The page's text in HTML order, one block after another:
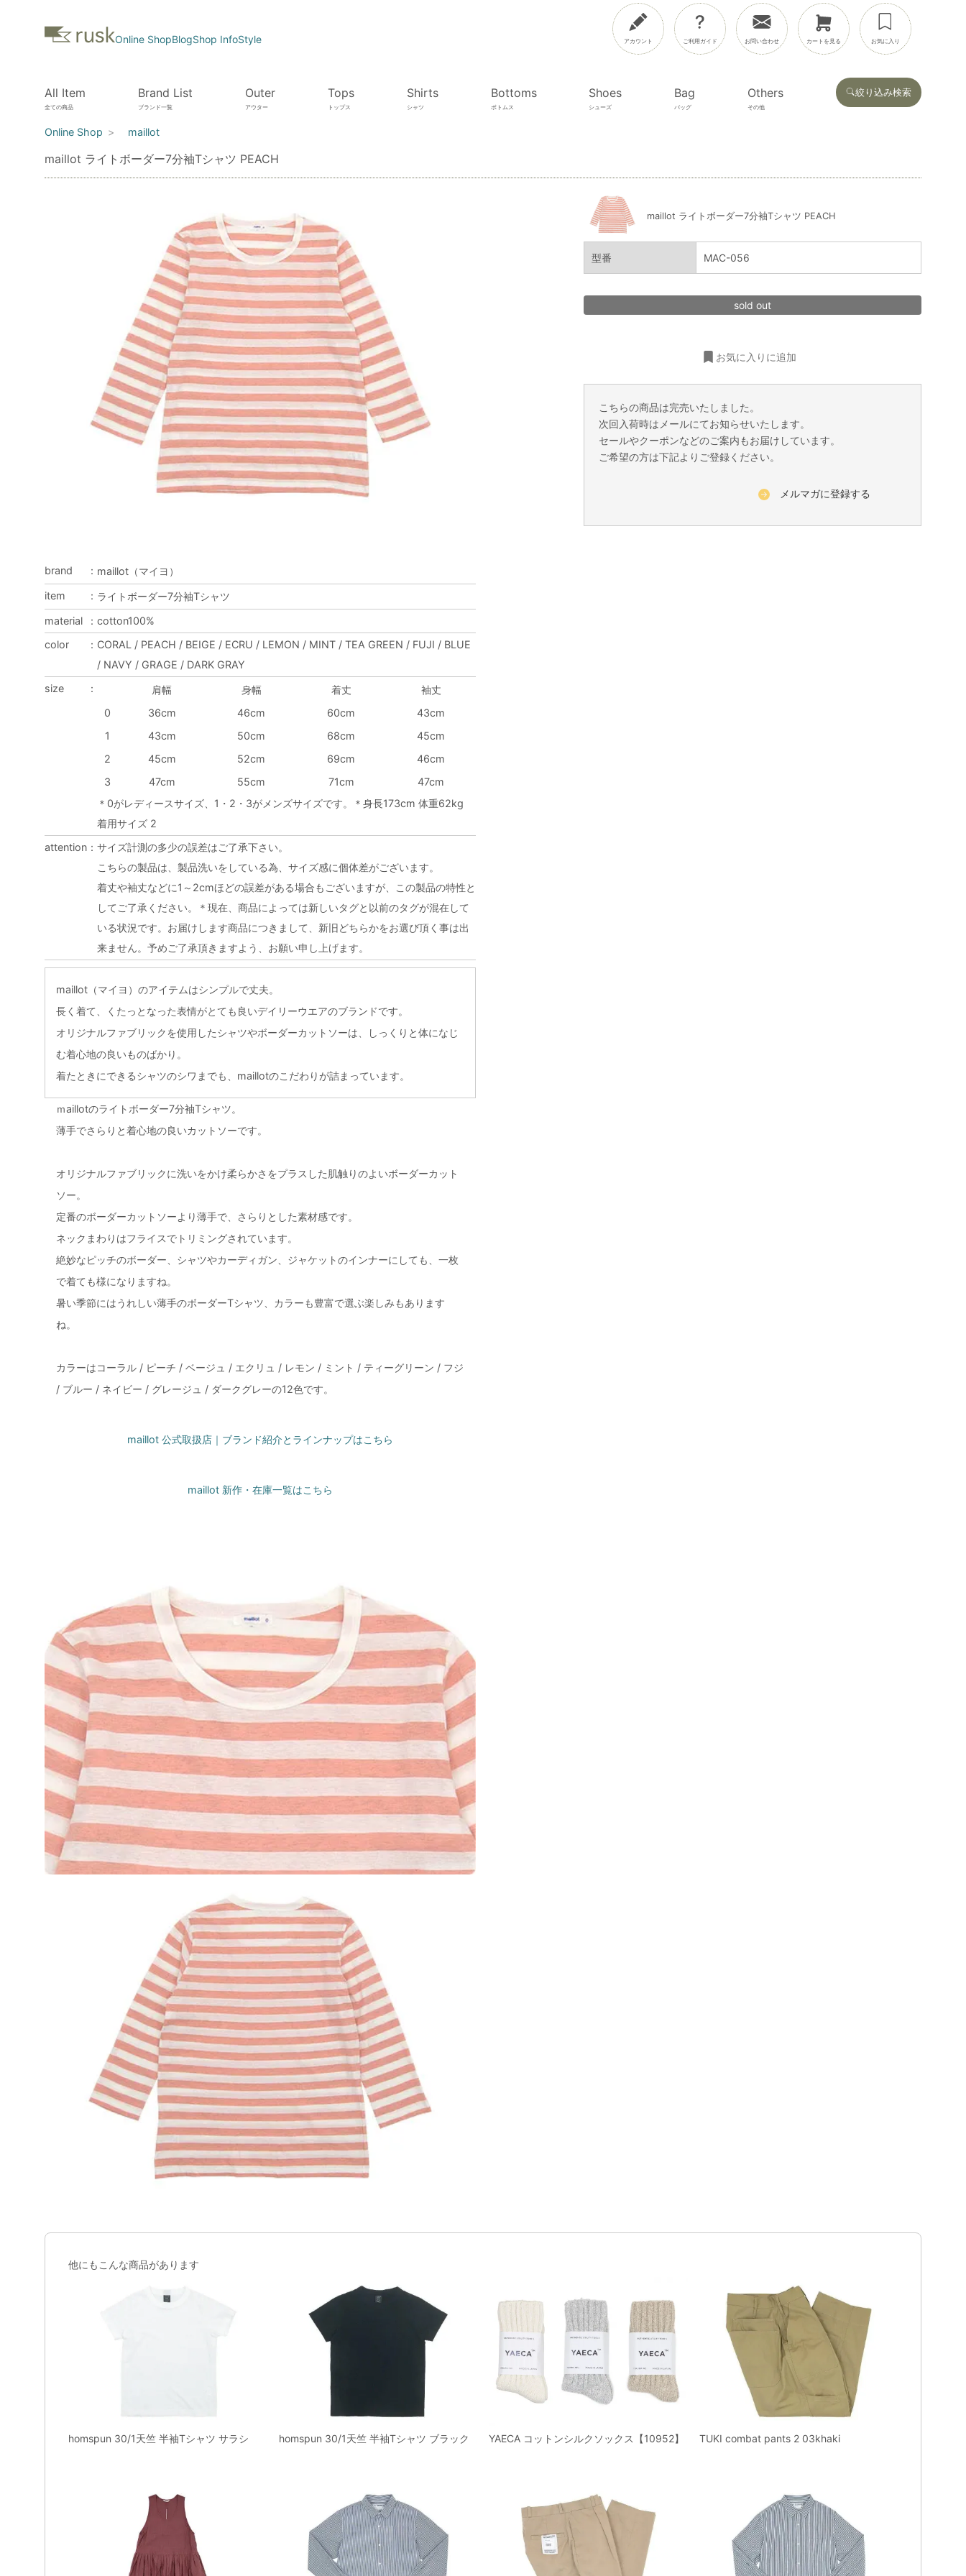
Online ShopBlogShop InfoStyle アカウント ご利用ガイド お問い合わせ カートを見る お気に入り
All Item
全ての商品
Brand List
ブランド一覧
Outer
アウター
Tops
トップス
Shirts
シャツ
Bottoms
ボトムス
Shoes
シューズ
Bag
バッグ
Others
その他
絞り込み検索
Online Shop maillot
maillot ライトボーダー7分袖Tシャツ PEACH
maillot ライトボーダー7分袖Tシャツ PEACH
型番 MAC-056
sold out
お気に入りに追加
こちらの商品は完売いたしました。
次回入荷時はメールにてお知らせいたします。
セールやクーポンなどのご案内もお届けしています。
ご希望の方は下記よりご登録ください。
メルマガに登録する
ｍaillotのライトボーダー7分袖Tシャツ。
薄手でさらりと着心地の良いカットソーです。
オリジナルファブリックに洗いをかけ柔らかさをプラスした肌触りのよいボーダーカット
ソー。
定番のボーダーカットソーより薄手で、さらりとした素材感です。
ネックまわりはフライスでトリミングされています。
絶妙なピッチのボーダー、シャツやカーディガン、ジャケットのインナーにしても、一枚
で着ても様になりますね。
暑い季節にはうれしい薄手のボーダーTシャツ、カラーも豊富で選ぶ楽しみもあります
ね。
カラーはコーラル / ピーチ / ベージュ / エクリュ / レモン / ミント / ティーグリーン / フジ
/ ブルー / ネイビー / グレージュ / ダークグレーの12色です。
maillot 公式取扱店｜ブランド紹介とラインナップはこちら
maillot 新作・在庫一覧はこちら
maillot（マイヨ）のアイテムはシンプルで丈夫。
長く着て、くたっとなった表情がとても良いデイリーウエアのブランドです。
オリジナルファブリックを使用したシャツやボーダーカットソーは、しっくりと体になじ
む着心地の良いものばかり。
着たときにできるシャツのシワまでも、maillotのこだわりが詰まっています。
brand ： maillot（マイヨ）
item
： ライトボーダー7分袖Tシャツ
material
： cotton100%
color
： CORAL / PEACH / BEIGE / ECRU / LEMON / MINT / TEA GREEN / FUJI / BLUE
/ NAVY / GRAGE / DARK GRAY
size
： 肩幅 身幅 着丈
袖丈
0
36cm 46cm 60cm
43cm
1
43cm 50cm 68cm
45cm
2
45cm 52cm 69cm
46cm
3
47cm 55cm 71cm
47cm
＊0がレディースサイズ、1・2・3がメンズサイズです。＊身長173cm 体重62kg
着用サイズ 2
attention ： サイズ計測の多少の誤差はご了承下さい。
こちらの製品は、製品洗いをしている為、サイズ感に個体差がございます。
着丈や袖丈などに1～2cmほどの誤差がある場合もございますが、この製品の特性と
してご了承ください。＊現在、商品によっては新しいタグと以前のタグが混在して
いる状況です。お届けします商品につきまして、新旧どちらかをお選び頂く事は出
来ません。予めご了承頂きますよう、お願い申し上げます。
他にもこんな商品があります
homspun 30/1天竺 半袖Tシャツ サラシ homspun 30/1天竺 半袖Tシャツ ブラック YAECA コットンシルクソックス【10952】 TUKI combat pants 2 03khaki